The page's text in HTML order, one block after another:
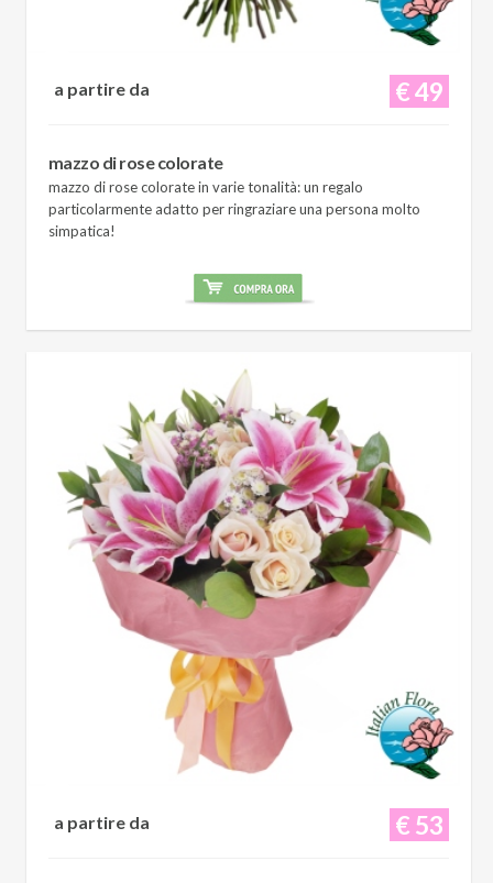
€ 49
a partire da
mazzo di rose colorate
mazzo di rose colorate in varie tonalità: un regalo
particolarmente adatto per ringraziare una persona molto
simpatica!
€ 53
a partire da